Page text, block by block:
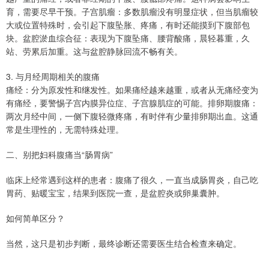
育，需要尽早干预。子宫肌瘤：多数肌瘤没有明显症状，但当肌瘤较
大或位置特殊时，会引起下腹坠胀、疼痛，有时还能摸到下腹部包
块。盆腔淤血综合征：表现为下腹坠痛、腰背酸痛，晨轻暮重，久
站、劳累后加重。这与盆腔静脉回流不畅有关。
3. 与月经周期相关的腹痛
痛经：分为原发性和继发性。如果痛经越来越重，或者从无痛经变为
有痛经，要警惕子宫内膜异位症、子宫腺肌症的可能。排卵期腹痛：
两次月经中间，一侧下腹轻微疼痛，有时伴有少量排卵期出血。这通
常是生理性的，无需特殊处理。
二、别把妇科腹痛当“肠胃病”
临床上经常遇到这样的患者：腹痛了很久，一直当成肠胃炎，自己吃
胃药、贴暖宝宝，结果到医院一查，是盆腔炎或卵巢囊肿。
如何简单区分？
当然，这只是初步判断，最终诊断还需要医生结合检查来确定。